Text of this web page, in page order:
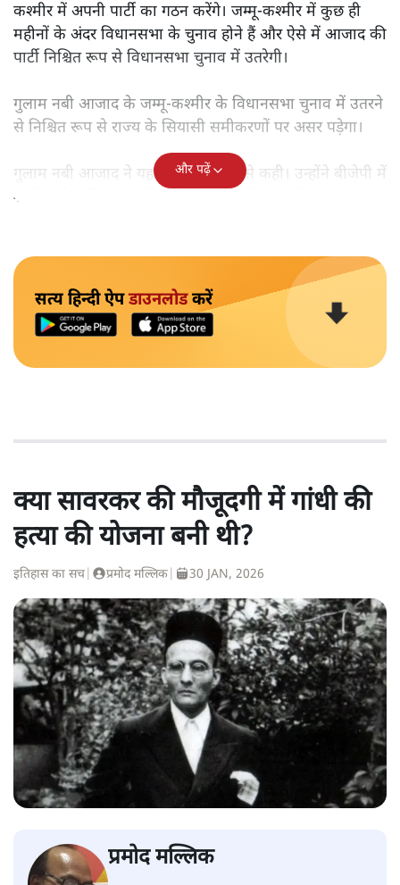
कश्मीर में अपनी पार्टी का गठन करेंगे। जम्मू-कश्मीर में कुछ ही
महीनों के अंदर विधानसभा के चुनाव होने हैं और ऐसे में आजाद की
पार्टी निश्चित रूप से विधानसभा चुनाव में उतरेगी।
गुलाम नबी आजाद के जम्मू-कश्मीर के विधानसभा चुनाव में उतरने
से निश्चित रूप से राज्य के सियासी समीकरणों पर असर पड़ेगा।
गुलाम नबी आजाद ने यह बात इंडिया टुडे से कही। उन्होंने बीजेपी में
शामिल होने की अटकलों को पूरी तरह खारिज कर दिया।
और पढ़ें
सत्य हिन्दी ऐपडाउनलोडकरें
क्या सावरकर की मौजूदगी में गांधी की
हत्या की योजना बनी थी?
इतिहास का सच प्रमोद मल्लिक 30 JAN, 2026
प्रमोद मल्लिक